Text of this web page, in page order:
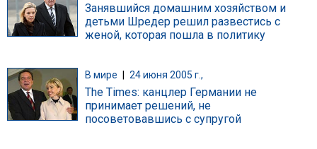
Занявшийся домашним хозяйством и
детьми Шредер решил развестись с
женой, которая пошла в политику
В мире 24 июня 2005 г.,
The Times: канцлер Германии не
принимает решений, не
посоветовавшись с супругой